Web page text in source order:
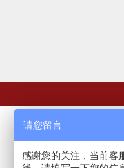
请您留言
感谢您的关注，当前客